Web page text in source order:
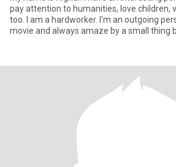
pay attention to humanities, love children,
too. I am a hardworker. I'm an outgoing
movie and always amaze by a small thing